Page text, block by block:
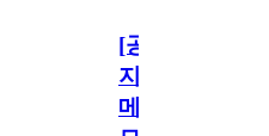
[공
지]
메